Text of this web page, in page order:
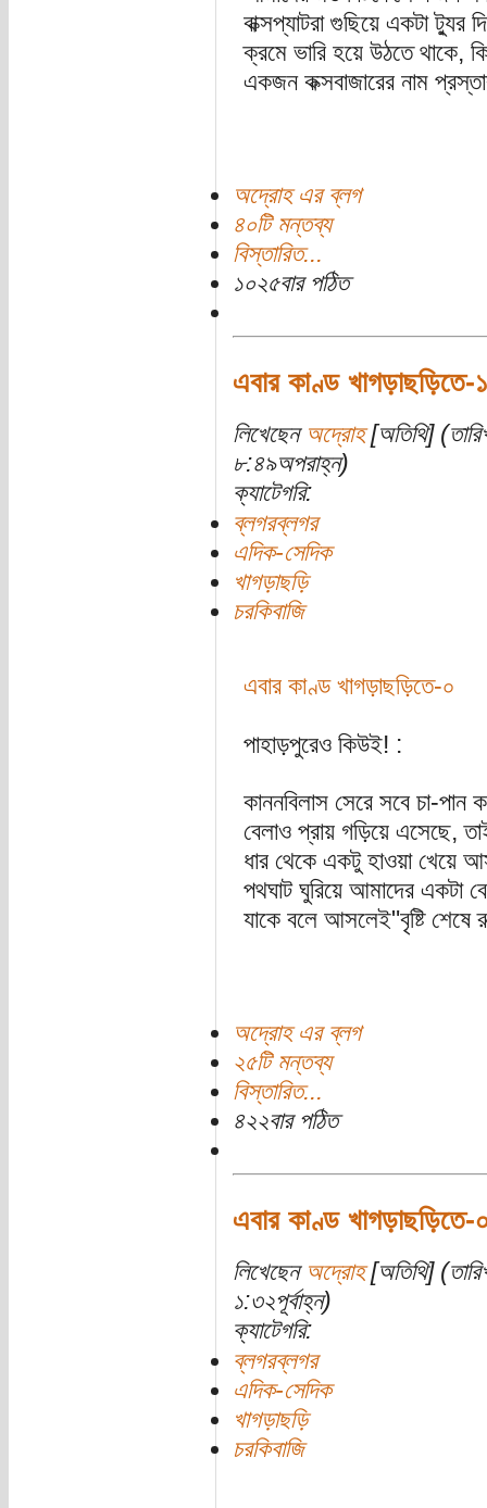
বাক্সপ্যাটরা গুছিয়ে একটা
ক্রমে ভারি হয়ে উঠতে থাকে,
একজন কক্সবাজারের নাম
অদ্রোহ এর ব্লগ
৪০টি মন্তব্য
বিস্তারিত...
১০২৫বার পঠিত
এবার কাণ্ড খাগড়াছড়িতে-১
লিখেছেন অদ্রোহ[অতিথি]
৮:৪৯অপরাহ্ন)
ক্যাটেগরি:
ব্লগরব্লগর
এদিক-সেদিক
খাগড়াছড়ি
চরকিবাজি
এবার কাণ্ড খাগড়াছড়িতে-০
পাহাড়পুরেও কিউই! :
কাননবিলাস সেরে সবে চা-
বেলাও প্রায় গড়িয়ে এসেছে,
ধার থেকে একটু হাওয়া খেয়ে
পথঘাট ঘুরিয়ে আমাদের একটা
যাকে বলে আসলেই"বৃষ্টি
অদ্রোহ এর ব্লগ
২৫টি মন্তব্য
বিস্তারিত...
৪২২বার পঠিত
এবার কাণ্ড খাগড়াছড়িতে-
লিখেছেন অদ্রোহ[অতিথি]
১:৩২পূর্বাহ্ন)
ক্যাটেগরি:
ব্লগরব্লগর
এদিক-সেদিক
খাগড়াছড়ি
চরকিবাজি